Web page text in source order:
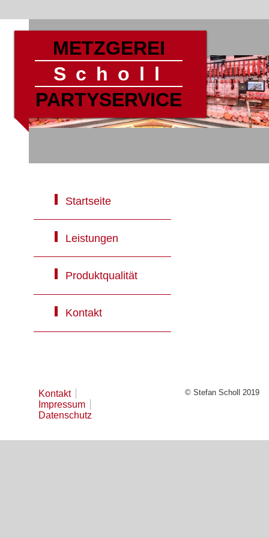
METZGEREI
Scholl
PARTYSERVICE
Startseite
Leistungen
Produktqualität
Kontakt
Kontakt
Impressum
Datenschutz
© Stefan Scholl 2019